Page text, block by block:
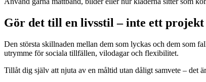
Gör det till en livsstil – inte ett projekt
Den största skillnaden mellan dem som lyckas och dem som
utrymme för sociala tillfällen, vilodagar och flexibilitet.
Tillåt dig själv att njuta av en måltid utan dåligt samvete – det